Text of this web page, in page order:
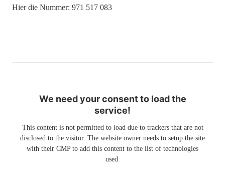
Hier die Nummer: 971 517 083
We need your consent to load the
service!
This content is not permitted to load due to trackers that are not
disclosed to the visitor. The website owner needs to setup the site
with their CMP to add this content to the list of technologies
used.